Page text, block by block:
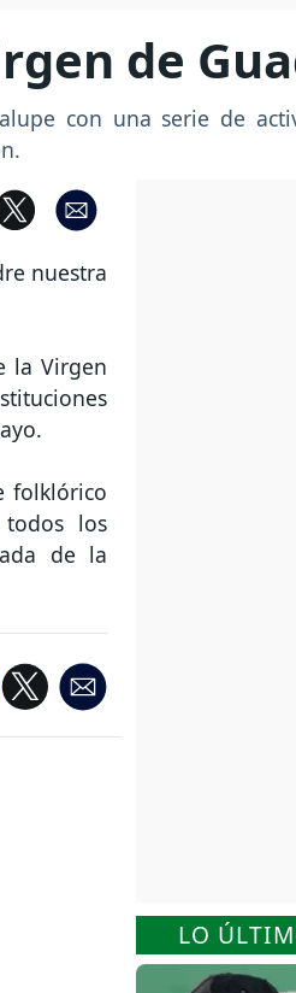
de
con una serie de
nuestra
la Virgen
folklórico
los
de la
LO